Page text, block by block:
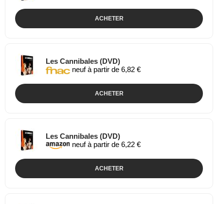
ACHETER
Les Cannibales (DVD)
neuf à partir de 6,82 €
ACHETER
Les Cannibales (DVD)
neuf à partir de 6,22 €
ACHETER